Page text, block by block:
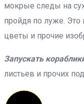
мокрые следы на
пройдя по луже. Это
цветы и прочие
Запускать
листьев и прочих